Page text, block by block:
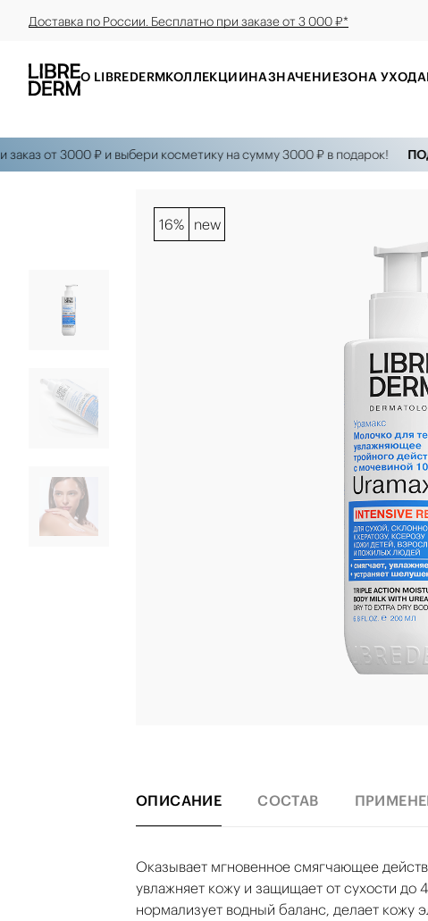
Доставка по России. Бесплатно при заказе от 3 000 ₽*
О LIBREDERMКОЛЛЕКЦИИНАЗНАЧЕНИЕЗОНА УХОДА
от 3000 ₽ и выбери косметику на сумму 3000 ₽ в подарок!
16% new
ОПИСАНИЕ СОСТАВ
Оказывает мгновенное смягчающее
увлажняет кожу и защищает от сухости
нормализует водный баланс, делает кожу